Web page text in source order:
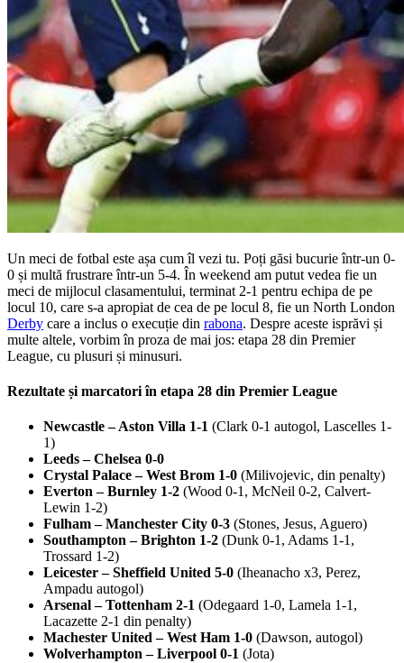
Un meci de fotbal este așa cum îl vezi tu. Poți găsi bucurie într-un 0-
0 și multă frustrare într-un 5-4. În weekend am putut vedea fie un
meci de mijlocul clasamentului, terminat 2-1 pentru echipa de pe
locul 10, care s-a apropiat de cea de pe locul 8, fie un North London
Derby care a inclus o execuție din rabona. Despre aceste isprăvi și
multe altele, vorbim în proza de mai jos: etapa 28 din Premier
League, cu plusuri și minusuri.
Rezultate și marcatori în etapa 28 din Premier League
Newcastle – Aston Villa 1-1 (Clark 0-1 autogol, Lascelles 1-
1)
Leeds – Chelsea 0-0
Crystal Palace – West Brom 1-0 (Milivojevic, din penalty)
Everton – Burnley 1-2 (Wood 0-1, McNeil 0-2, Calvert-
Lewin 1-2)
Fulham – Manchester City 0-3 (Stones, Jesus, Aguero)
Southampton – Brighton 1-2 (Dunk 0-1, Adams 1-1,
Trossard 1-2)
Leicester – Sheffield United 5-0 (Iheanacho x3, Perez,
Ampadu autogol)
Arsenal – Tottenham 2-1 (Odegaard 1-0, Lamela 1-1,
Lacazette 2-1 din penalty)
Machester United – West Ham 1-0 (Dawson, autogol)
Wolverhampton – Liverpool 0-1 (Jota)